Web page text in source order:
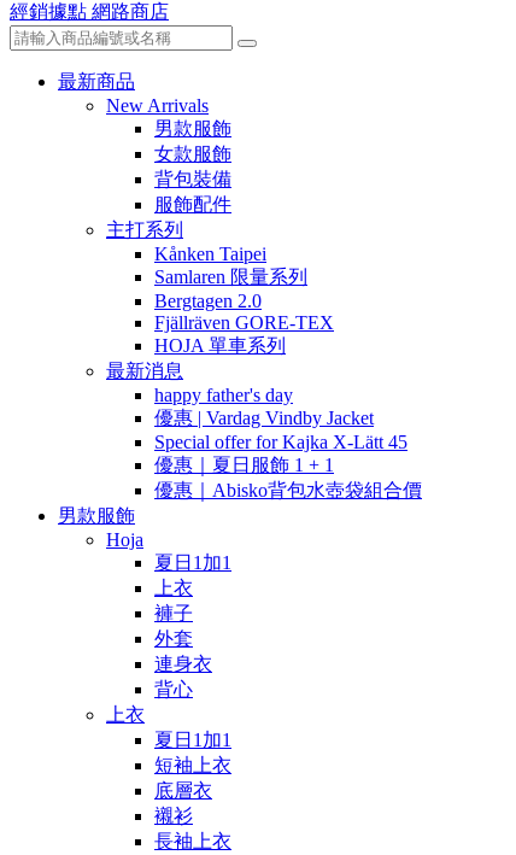
經銷據點 網路商店
最新商品
New Arrivals
男款服飾
女款服飾
背包裝備
服飾配件
主打系列
Kånken Taipei
Samlaren 限量系列
Bergtagen 2.0
Fjällräven GORE-TEX
HOJA 單車系列
最新消息
happy father's day
優惠 | Vardag Vindby Jacket
Special offer for Kajka X-Lätt 45
優惠｜夏日服飾 1 + 1
優惠｜Abisko背包水壺袋組合價
男款服飾
Hoja
夏日1加1
上衣
褲子
外套
連身衣
背心
上衣
夏日1加1
短袖上衣
底層衣
襯衫
長袖上衣